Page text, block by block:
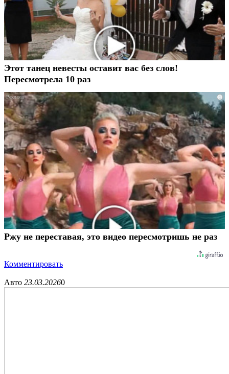
Этот танец невесты оставит вас без слов!
Пересмотрела 10 раз
i
Ржу не переставая, это видео пересмотришь не раз
Комментировать
Авто 23.03.20260